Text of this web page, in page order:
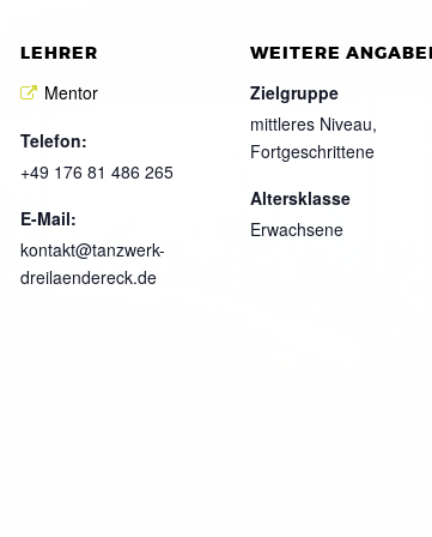
LEHRER
Mentor
Telefon:
+49 176 81 486 265
E-Mail:
kontakt@tanzwerk-
dreilaendereck.de
WEITERE
Zielgruppe
mittleres Niveau,
Fortgeschrittene
Altersklasse
Erwachsene